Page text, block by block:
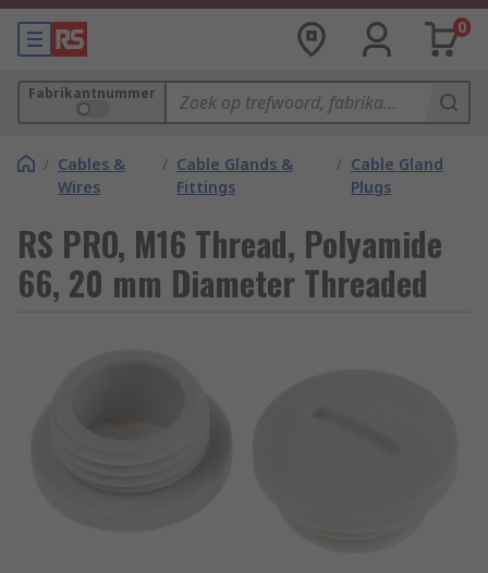
0
Fabrikantnummer
/ Cables &
Wires
/ Cable Glands &
Fittings
/ Cable Gland
Plugs
RS PRO, M16 Thread, Polyamide
66, 20 mm Diameter Threaded